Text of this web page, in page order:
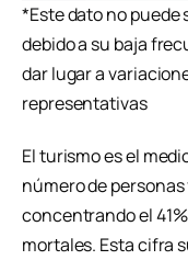
*Este dato no
debido a su baja
dar lugar a
representativas
El turismo es el
número de
concentrando el
mortales. Esta cifra